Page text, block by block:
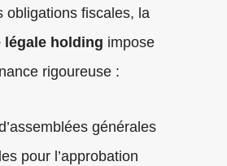
obligations fiscales, la
holding impose
rigoureuse :
générales
pour l’approbation